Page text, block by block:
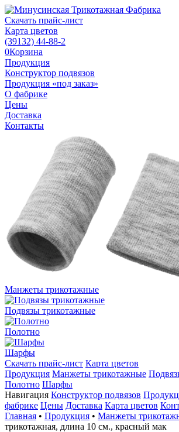
Скачать прайс-лист
Карта цветов
(39132) 44-88-2
0Корзина
Продукция
Конструктор подвязов
Продукция «под заказ»
О фабрике
Цены
Доставка
Контакты
Манжеты трикотажные
Подвязы трикотажные
Полотно
Шарфы
Скачать прайс-лист Карта цветов
Продукция Манжеты трикотажные
Полотно Шарфы
Навигация Конструктор подвязов
фабрике Цены Доставка Карта цветов
Главная • Продукция • Манжеты
трикотажная, длина 10 см., красный мак